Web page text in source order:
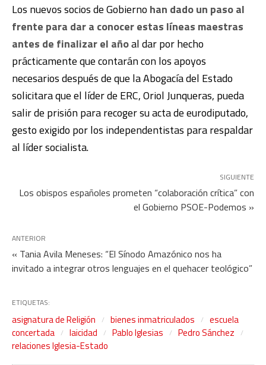
Los nuevos socios de Gobierno han dado un paso al
frente para dar a conocer estas líneas maestras
antes de finalizar el añoal dar por hecho
prácticamente que contarán con los apoyos
necesarios después de que la Abogacía del Estado
solicitara que el líder de ERC, Oriol Junqueras, pueda
salir de prisión para recoger su acta de eurodiputado,
gesto exigido por los independentistas para respaldar
al líder socialista.
SIGUIENTE
Los obispos españoles prometen “colaboración crítica” con
el Gobierno PSOE-Podemos »
ANTERIOR
« Tania Avila Meneses: “El Sínodo Amazónico nos ha
invitado a integrar otros lenguajes en el quehacer teológico”
ETIQUETAS:
asignatura de Religión bienes inmatriculados
escuela
concertada
laicidad Pablo Iglesias
Pedro Sánchez
relaciones Iglesia-Estado